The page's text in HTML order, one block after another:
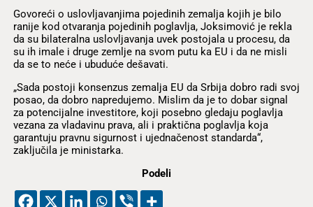
Govoreći o uslovljavanjima pojedinih zemalja kojih je bilo
ranije kod otvaranja pojedinih poglavlja, Joksimović je rekla
da su bilateralna uslovljavanja uvek postojala u procesu, da
su ih imale i druge zemlje na svom putu ka EU i da ne misli
da se to neće i ubuduće dešavati.
„Sada postoji konsenzus zemalja EU da Srbija dobro radi svoj
posao, da dobro napredujemo. Mislim da je to dobar signal
za potencijalne investitore, koji posebno gledaju poglavlja
vezana za vladavinu prava, ali i praktična poglavlja koja
garantuju pravnu sigurnost i ujednačenost standarda“,
zaključila je ministarka.
Podeli